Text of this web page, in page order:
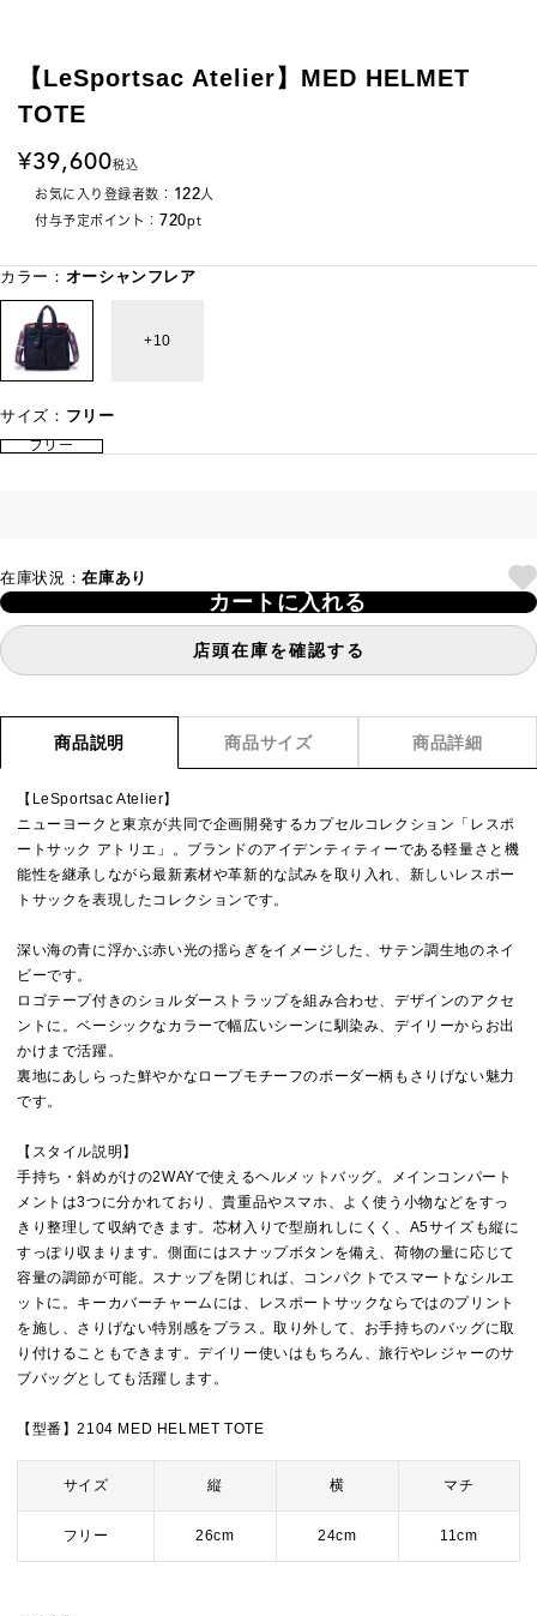
【LeSportsac Atelier】MED HELMET
TOTE
39,600税込
お気に入り登録者数： 122人
付与予定ポイント： 720pt
カラー： オーシャンフレア
10
サイズ： フリー
フリー
在庫状況：在庫あり
カートに入れる
店頭在庫を確認する
商品説明 商品サイズ 商品詳細
【LeSportsac Atelier】
ニューヨークと東京が共同で企画開発するカプセルコレクション「レスポ
ートサック アトリエ」。ブランドのアイデンティティーである軽量さと機
能性を継承しながら最新素材や革新的な試みを取り入れ、新しいレスポー
トサックを表現したコレクションです。
深い海の青に浮かぶ赤い光の揺らぎをイメージした、サテン調生地のネイ
ビーです。
ロゴテープ付きのショルダーストラップを組み合わせ、デザインのアクセ
ントに。ベーシックなカラーで幅広いシーンに馴染み、デイリーからお出
かけまで活躍。
裏地にあしらった鮮やかなロープモチーフのボーダー柄もさりげない魅力
です。
【スタイル説明】
手持ち・斜めがけの2WAYで使えるヘルメットバッグ。メインコンパート
メントは3つに分かれており、貴重品やスマホ、よく使う小物などをすっ
きり整理して収納できます。芯材入りで型崩れしにくく、A5サイズも縦に
すっぽり収まります。側面にはスナップボタンを備え、荷物の量に応じて
容量の調節が可能。スナップを閉じれば、コンパクトでスマートなシルエ
ットに。キーカバーチャームには、レスポートサックならではのプリント
を施し、さりげない特別感をプラス。取り外して、お手持ちのバッグに取
り付けることもできます。デイリー使いはもちろん、旅行やレジャーのサ
ブバッグとしても活躍します。
【型番】2104 MED HELMET TOTE
サイズ 縦 横 マチ
フリー 26cm 24cm 11cm